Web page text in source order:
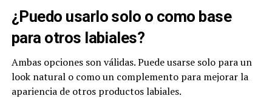
¿Puedo usarlo solo o como base
para otros labiales?
Ambas opciones son válidas. Puede usarse solo para un
look natural o como un complemento para mejorar la
apariencia de otros productos labiales.